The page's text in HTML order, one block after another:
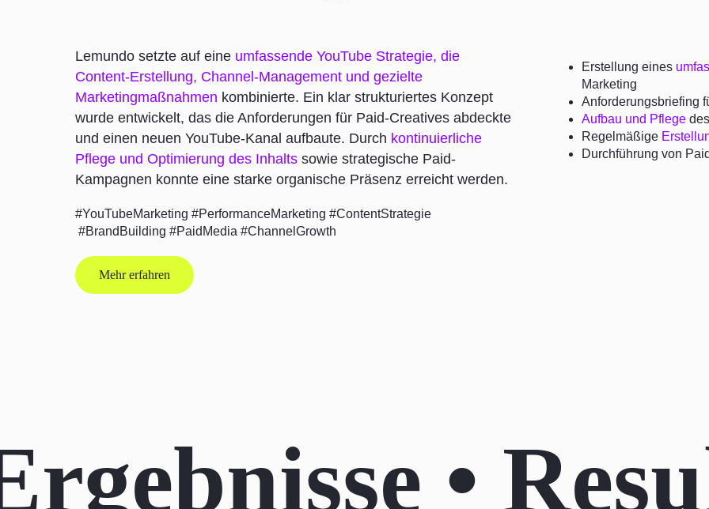
Lemundo setzte auf eine umfassendeYouTube Strategie, die
Content-Erstellung, Channel-Management und gezielte
Marketingmaßnahmen kombinierte. Ein klar strukturiertes Konzept
wurde entwickelt, das die Anforderungen für Paid-Creatives abdeckte
und einen neuen YouTube-Kanal aufbaute. Durch kontinuierliche
Pflege und Optimierung des Inhalts sowie strategische Paid-
Kampagnen konnte eine starke organische Präsenz erreicht werden.
#YouTubeMarketing #PerformanceMarketing#ContentStrategie
#BrandBuilding #PaidMedia#ChannelGrowth
Mehr erfahren
Erstellung eines
Marketing
Anforderungsbriefing
Aufbau und Pflege
Regelmäßige
Durchführung von
•